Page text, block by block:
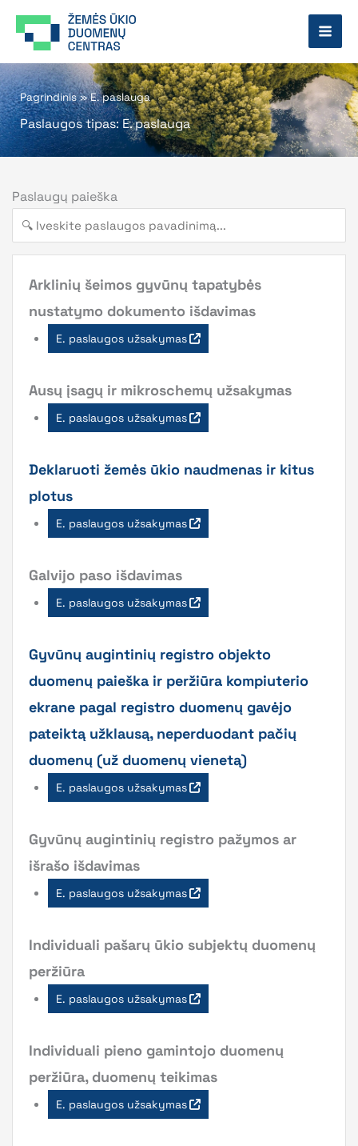
prie
Pagrindinis»E. paslauga
Paslaugos tipas: E. paslauga
Paslaugų paieška
Arklinių šeimos gyvūnų tapatybės
nustatymo dokumento išdavimas
E. paslaugos užsakymas
Ausų įsagų ir mikroschemų užsakymas
E. paslaugos užsakymas
Deklaruoti žemės ūkio naudmenas ir kitus
plotus
E. paslaugos užsakymas
Galvijo paso išdavimas
E. paslaugos užsakymas
Gyvūnų augintinių registro objekto
duomenų paieška ir peržiūra kompiuterio
ekrane pagal registro duomenų gavėjo
pateiktą užklausą, neperduodant pačių
duomenų (už duomenų vienetą)
E. paslaugos užsakymas
Gyvūnų augintinių registro pažymos ar
išrašo išdavimas
E. paslaugos užsakymas
Individuali pašarų ūkio subjektų duomenų
peržiūra
E. paslaugos užsakymas
Individuali pieno gamintojo duomenų
peržiūra, duomenų teikimas
E. paslaugos užsakymas